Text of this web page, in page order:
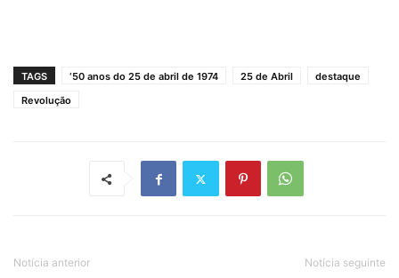
TAGS ‘50 anos do 25 de abril de 1974 25 de Abril
destaque
Revolução
Notícia anterior Notícia seguinte